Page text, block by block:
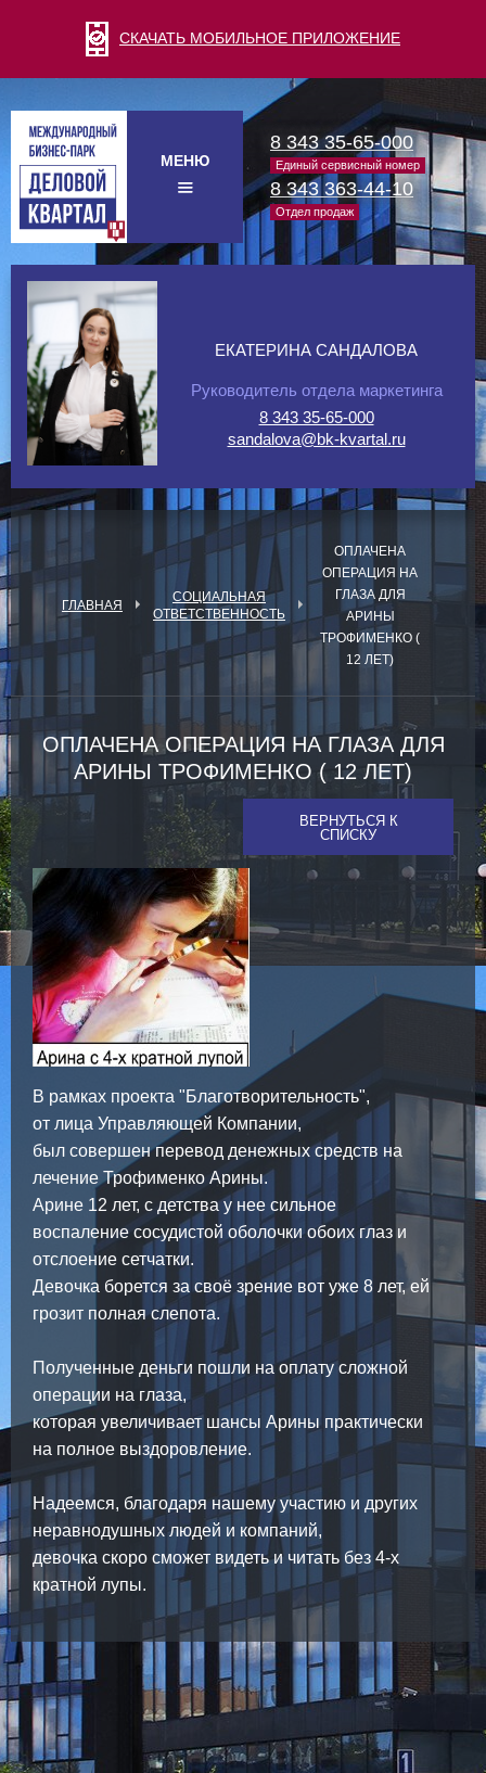
СКАЧАТЬ МОБИЛЬНОЕ ПРИЛОЖЕНИЕ
МЕНЮ
8 343 35-65-000
Единый сервисный номер
8 343 363-44-10
Отдел продаж
ЕКАТЕРИНА САНДАЛОВА
Руководитель отдела маркетинга
8 343 35-65-000
sandalova@bk-kvartal.ru
ГЛАВНАЯ
СОЦИАЛЬНАЯ
ОТВЕТСТВЕННОСТЬ
ОПЛАЧЕНА
ОПЕРАЦИЯ НА
ГЛАЗА ДЛЯ
АРИНЫ
ТРОФИМЕНКО (
12 ЛЕТ)
ОПЛАЧЕНА ОПЕРАЦИЯ НА ГЛАЗА ДЛЯ
АРИНЫ ТРОФИМЕНКО ( 12 ЛЕТ)
ВЕРНУТЬСЯ К
СПИСКУ
В рамках проекта "Благотворительность",
от лица Управляющей Компании,
был совершен перевод денежных средств на
лечение Трофименко Арины.
Арине 12 лет, с детства у нее сильное
воспаление сосудистой оболочки обоих глаз и
отслоение сетчатки.
Девочка борется за своё зрение вот уже 8 лет, ей
грозит полная слепота.
Полученные деньги пошли на оплату сложной
операции на глаза,
которая увеличивает шансы Арины практически
на полное выздоровление.
Надеемся, благодаря нашему участию и других
неравнодушных людей и компаний,
девочка скоро сможет видеть и читать без 4-х
кратной лупы.